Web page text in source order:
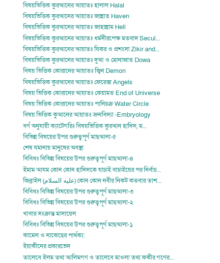
বিষয়ভিত্তিক কুরআনের আয়াতঃ হালাল Halal
বিষয়ভিত্তিক কুরআনের আয়াতঃ জান্নাত Haven
বিষয়ভিত্তিক কুরআনের আয়াতঃ জাহান্নাম Hell
বিষয়ভিত্তিক কুরআনের আয়াতঃ ধর্মনীরপেক্ষ মতবাদ Secul...
বিষয়ভিত্তিক কুরআনের আয়াতঃ যিকর ও প্রশংসা Zikir and...
বিষয়ভিত্তিক কুরআনের আয়াতঃ দুআ ও মোনাজাত Dowa
বিষয় ভিত্তিক কোরানের আয়াতঃ জ্বিন Demon
বিষয়ভিত্তিক কুরআনের আয়াতঃ ফেরেস্তা Angels
বিষয় ভিত্তিক কোরানের আয়াতঃ কেয়ামত End of Universe
বিষয় ভিত্তিক কোরানের আয়াতঃ পানিচক্র Water Circle
বিষয় ভিত্তিক কুআনের আয়াতঃ ভ্রুনবিদ্যা -Embryology
বর্ণ অনুযায়ী ক্যাটেগরিঃ বিষয়ভিত্তিক কুরআন হাদিস, ম...
বিভিন্ন বিষয়ের উপর গুরুত্বপূর্ণ মাছআলা-৫
শেষ যমানায় মানুষের অবস্থা
বিবিধঃ বিভিন্ন বিষয়ের উপর গুরুত্বপূর্ণ মাছআলা-৪
ইমাম আযম কোন কোন হাদিসকে যাচাই বাচাইয়ের পর নির্বাচ...
জিব্রাইল (عليه السلام) কোন কোন নবীর নিকট কতবার তাশ...
বিবিধঃ বিভিন্ন বিষয়ের উপর গুরুত্বপূর্ণ মাছআলা-৩
বিবিধঃ বিভিন্ন বিষয়ের উপর গুরুত্বপূর্ণ মাছআলা-২
খাবার সংক্রান্ত মাসায়েল
বিবিধঃ বিভিন্ন বিষয়ের উপর গুরুত্বপূর্ণ মাছআলা-১
কামেল ও নাকেছের পার্থক্য:
ইয়াকীনের প্রকারভেদ
তালেবে ইলম তথা আলিমগণ ও তালেবে মাওলা তথা ফকীর গণের...